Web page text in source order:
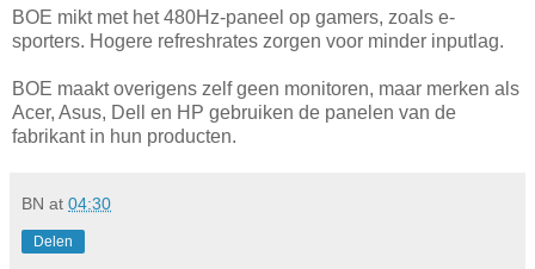
BOE mikt met het 480Hz-paneel op gamers, zoals e-
sporters. Hogere refreshrates zorgen voor minder inputlag.
BOE maakt overigens zelf geen monitoren, maar merken als
Acer, Asus, Dell en HP gebruiken de panelen van de
fabrikant in hun producten.
BN at 04:30
Delen